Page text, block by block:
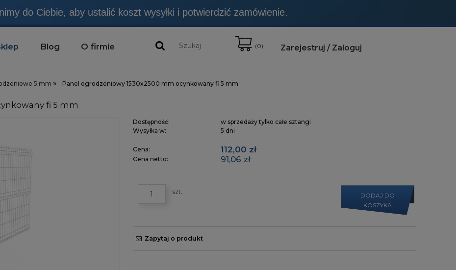
Blog O firmie (0) Zarejestruj Zaloguj
5 mm » Panel ogrodzeniowy 1530x2500 mm ocynkowany fi 5 mm
fi 5 mm
Dostępność:
w sprzedaży tylko całe sztangi
Wysyłka w:
5 dni
Cena: 112,00 zł
Cena netto: 91,06 zł
szt.
DODAJ DO
KOSZYKA
Zapytaj o produkt